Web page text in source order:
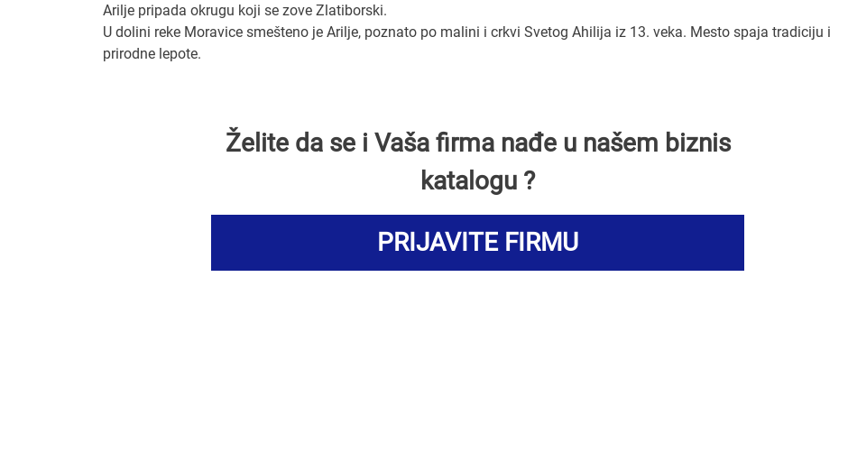
Arilje pripada okrugu koji se zove Zlatiborski.
U dolini reke Moravice smešteno je Arilje, poznato po malini i crkvi Svetog Ahilija iz 13. veka. Mesto spaja tradiciju i
prirodne lepote.
Želite da se i Vaša firma nađe u našem biznis
katalogu ?
PRIJAVITE FIRMU